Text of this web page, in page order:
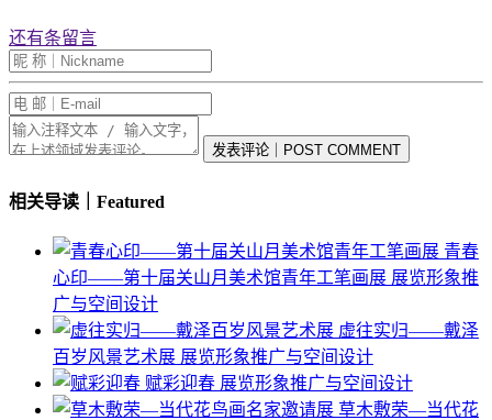
还有条留言
发表评论｜POST COMMENT
相关导读｜Featured
青春
心印——第十届关山月美术馆青年工笔画展 展览形象推
广与空间设计
虚往实归——戴泽
百岁风景艺术展 展览形象推广与空间设计
赋彩迎春 展览形象推广与空间设计
草木敷荣—当代花